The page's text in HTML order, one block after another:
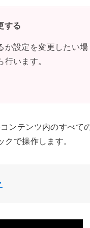
する
か設定を変更したい場
います。
ンテンツ内のすべて
で操作します。